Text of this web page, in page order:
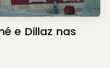
e Dillaz nas